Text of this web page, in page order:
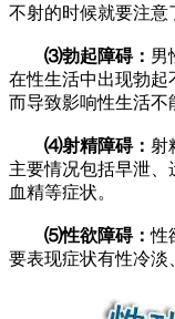
不射的时候就要注意
⑶勃起障碍： 男
在性生活中出现勃起
而导致影响性生活不
⑷射精障碍： 射
主要情况包括早泄、
血精等症状。
⑸性欲障碍：性
要表现症状有性冷淡